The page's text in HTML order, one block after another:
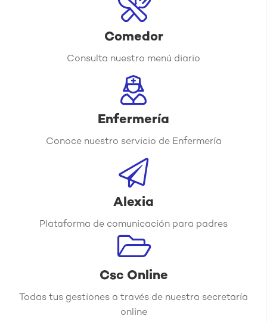
Comedor
Consulta nuestro menú diario
Enfermería
Conoce nuestro servicio de Enfermería
Alexia
Plataforma de comunicación para padres
Csc Online
Todas tus gestiones a través de nuestra secretaría
online